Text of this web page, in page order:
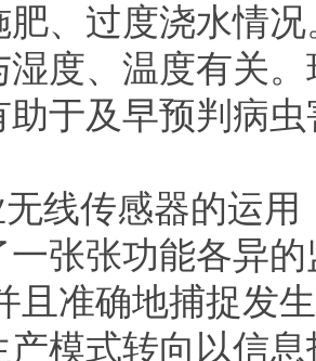
肥、过度浇水情
湿度、温度有关
助于及早预判病
传感器的运用
一张张功能各异
且准确地捕捉发
产模式转向以信